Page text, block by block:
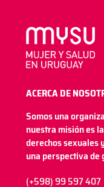
ACERCA DE
Somos una
nuestra misión es
derechos sexuales
una perspectiva de
(+598) 99 597 407